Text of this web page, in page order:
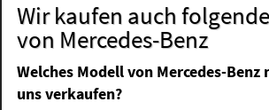
Wir kaufen auch
von Mercedes-Benz
Welches Modell von Mercedes-Benz
uns verkaufen?